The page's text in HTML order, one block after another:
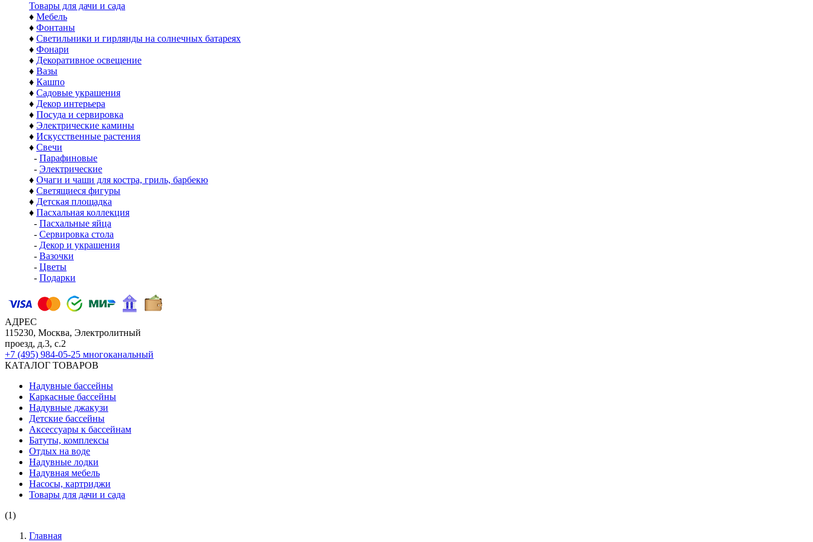
Товары для дачи и сада
♦ Мебель
♦ Фонтаны
♦ Светильники и гирлянды на солнечных батареях
♦ Фонари
♦ Декоративное освещение
♦ Вазы
♦ Кашпо
♦ Садовые украшения
♦ Декор интерьера
♦ Посуда и сервировка
♦ Электрические камины
♦ Искусственные растения
♦ Свечи
- Парафиновые
- Электрические
♦ Очаги и чаши для костра, гриль, барбекю
♦ Светящиеся фигуры
♦ Детская площадка
♦ Пасхальная коллекция
- Пасхальные яйца
- Сервировка стола
- Декор и украшения
- Вазочки
- Цветы
- Подарки
АДРЕС
115230, Москва, Электролитный
проезд, д.3, с.2
+7 (495) 984-05-25 многоканальный
КАТАЛОГ ТОВАРОВ
Надувные бассейны
Каркасные бассейны
Надувные джакузи
Детские бассейны
Аксессуары к бассейнам
Батуты, комплексы
Отдых на воде
Надувные лодки
Надувная мебель
Насосы, картриджи
Товары для дачи и сада
(1)
Главная